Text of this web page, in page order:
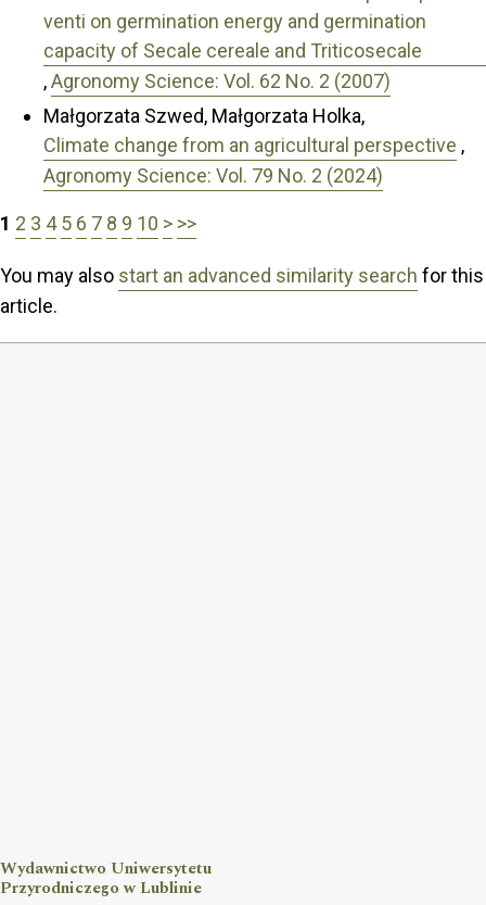
venti on germination energy and germination
capacity of Secale cereale and Triticosecale
,Agronomy Science: Vol. 62 No. 2 (2007)
Małgorzata Szwed, Małgorzata Holka,
Climate change from an agricultural perspective ,
Agronomy Science: Vol. 79 No. 2 (2024)
1 2 3 4 5 6 7 8 9 10 > >>
You may also start an advanced similarity search for this
article.
Wydawnictwo Uniwersytetu
Przyrodniczego w Lublinie